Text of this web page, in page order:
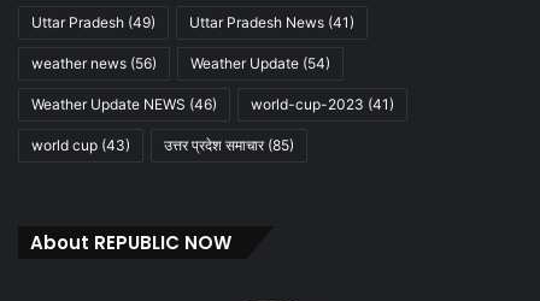
Uttar Pradesh (49) Uttar Pradesh News (41)
weather news (56) Weather Update (54)
Weather Update NEWS (46) world-cup-2023 (41)
world cup (43) उत्तर प्रदेश समाचार(85)
About REPUBLIC NOW